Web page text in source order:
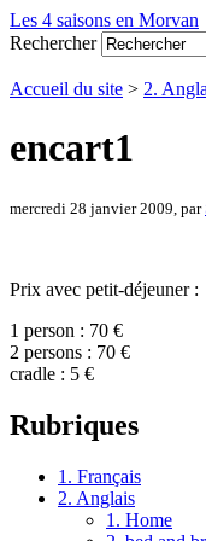
Les 4 saisons en Morvan
Rechercher
Accueil du site > 2.
encart1
mercredi 28 janvier 2009, par
Prix avec petit-déjeuner :
1 person : 70 €
2 persons : 70 €
cradle : 5 €
Rubriques
1. Français
2. Anglais
1. Home